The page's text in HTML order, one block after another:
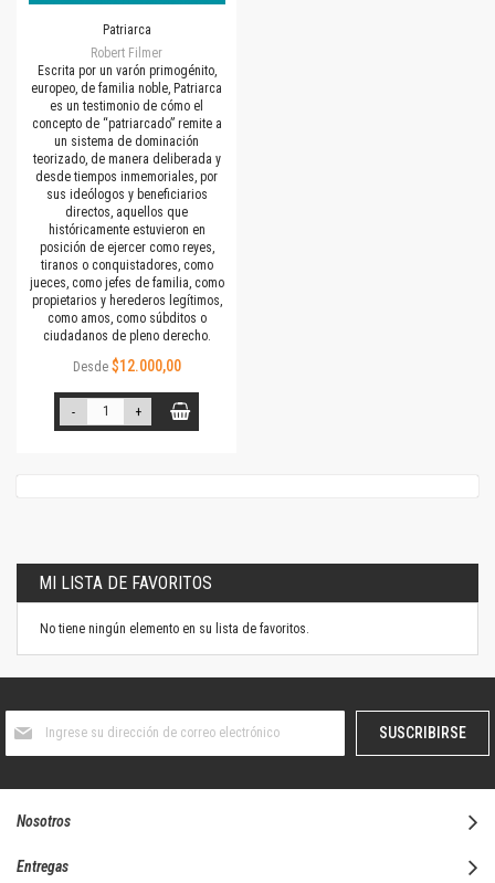
Patriarca
Robert Filmer
Escrita por un varón primogénito,
europeo, de familia noble, Patriarca
es un testimonio de cómo el
concepto de “patriarcado” remite a
un sistema de dominación
teorizado, de manera deliberada y
desde tiempos inmemoriales, por
sus ideólogos y beneficiarios
directos, aquellos que
históricamente estuvieron en
posición de ejercer como reyes,
tiranos o conquistadores, como
jueces, como jefes de familia, como
propietarios y herederos legítimos,
como amos, como súbditos o
ciudadanos de pleno derecho.
Desde $12.000,00
- +
MI LISTA DE FAVORITOS
No tiene ningún elemento en su lista de favoritos.
boletín
SUSCRIBIRSE
Nosotros
Entregas